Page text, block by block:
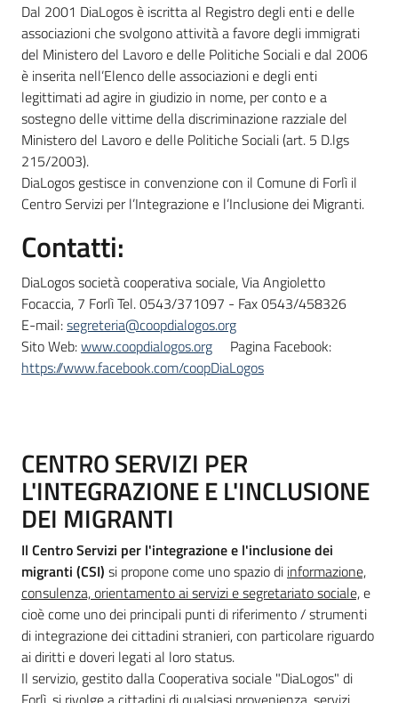
Dal 2001 DiaLogos è iscritta al Registro degli enti e delle
associazioni che svolgono attività a favore degli immigrati
del Ministero del Lavoro e delle Politiche Sociali e dal 2006
è inserita nell’Elenco delle associazioni e degli enti
legittimati ad agire in giudizio in nome, per conto e a
sostegno delle vittime della discriminazione razziale del
Ministero del Lavoro e delle Politiche Sociali (art. 5 D.lgs
215/2003).
DiaLogos gestisce in convenzione con il Comune di Forlì il
Centro Servizi per l’Integrazione e l’Inclusione dei Migranti.
Contatti:
DiaLogos società cooperativa sociale, Via Angioletto
Focaccia, 7 Forlì Tel. 0543/371097 - Fax 0543/458326
E-mail:segreteria@coopdialogos.org
Sito Web:www.coopdialogos.org
Pagina Facebook:
https://www.facebook.com/coopDiaLogos
CENTRO SERVIZI PER
L'INTEGRAZIONE E L'INCLUSIONE
DEI MIGRANTI
Il Centro Servizi per l'integrazione e l'inclusione dei
migranti (CSI) si propone come uno spazio di informazione,
consulenza, orientamento ai servizi e segretariato sociale,e
cioè come uno dei principali punti di riferimento / strumenti
di integrazione dei cittadini stranieri, con particolare riguardo
ai diritti e doveri legati al loro status.
Il servizio, gestito dalla Cooperativa sociale "DiaLogos" di